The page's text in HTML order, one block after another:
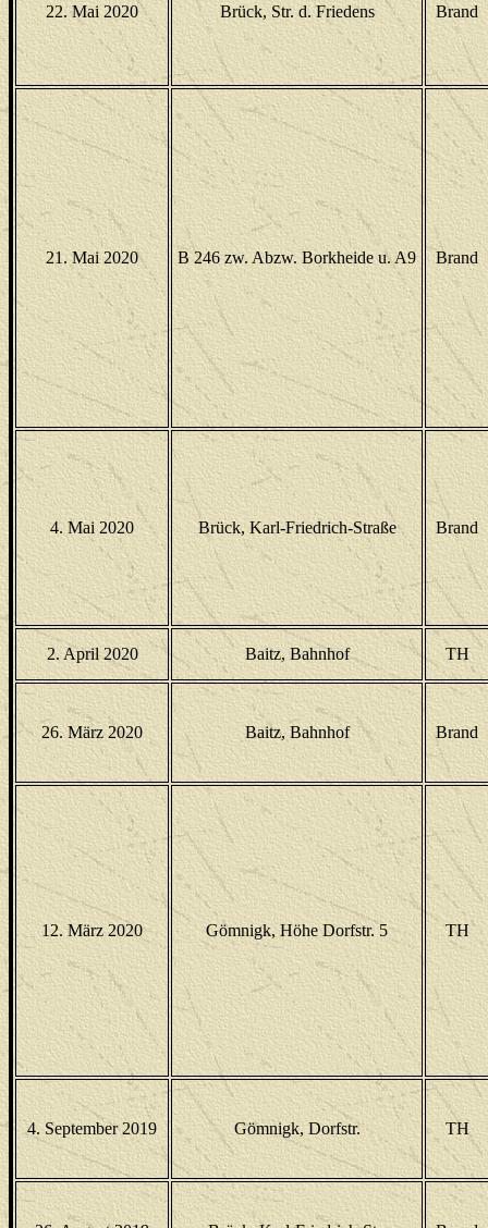
22. Mai 2020 Brück, Str. d. Friedens Brand
21. Mai 2020 B 246 zw. Abzw. Borkheide u. A9 Brand
4. Mai 2020 Brück, Karl-Friedrich-Straße Brand
2. April 2020 Baitz, Bahnhof TH
26. März 2020 Baitz, Bahnhof Brand
12. März 2020 Gömnigk, Höhe Dorfstr. 5 TH
4. September 2019 Gömnigk, Dorfstr. TH